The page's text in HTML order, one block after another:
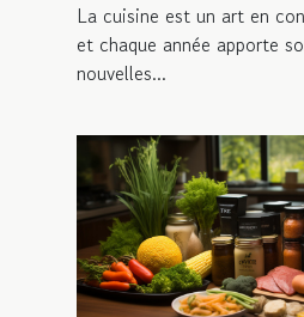
Surprendre vos
La cuisine est un art en
et chaque année apporte
nouvelles...